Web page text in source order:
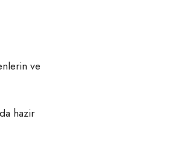
ve
hazir